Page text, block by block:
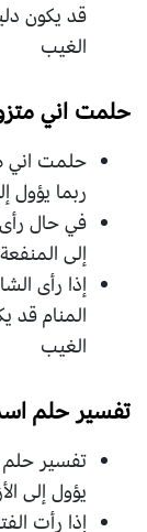
قد يكون
الغيب
حلمت اني
حلمت اني
ربما يؤول
في حال
إلى
إذا رأى
المنام قد
الغيب
تفسير حلم
تفسير حلم
يؤول إلى
إذا رأت